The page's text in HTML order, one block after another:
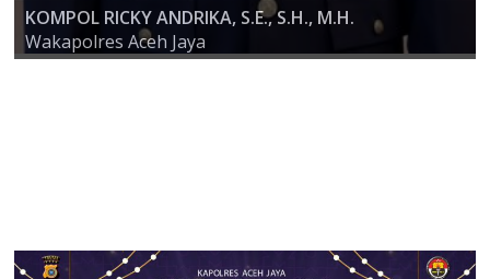
AKBP ZULFA RENALDO, S.I.K., M.Si
KAPOLRES ACEH JAYA
KOMPOL RICKY ANDRIKA, S.E., S.H., M.H.
Wakapolres Aceh Jaya